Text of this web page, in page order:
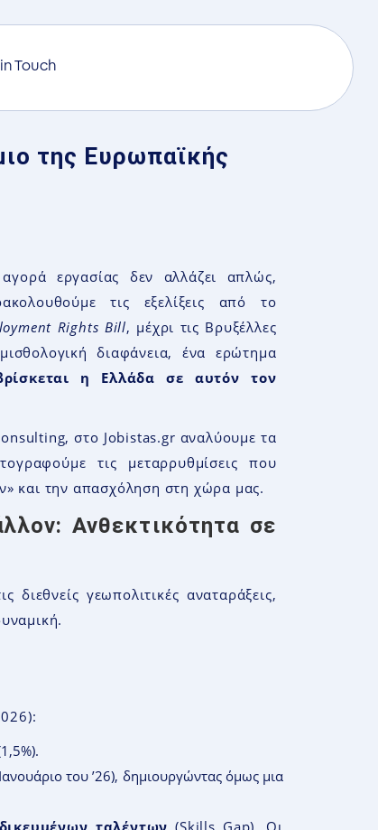
Touch
της Ευρωπαϊκής
εργασίας δεν αλλάζει απλώς,
τις εξελίξεις από το
Rights Bill, μέχρι τις Βρυξέλλες
διαφάνεια, ένα ερώτημα
η Ελλάδα σε αυτόν τον
στο Jobistas.gr αναλύουμε τα
τις μεταρρυθμίσεις που
και την απασχόληση στη χώρα μας.
Ανθεκτικότητα σε
διεθνείς γεωπολιτικές αναταράξεις,
του ’26), δημιουργώντας όμως μια
ταλέντων (Skills Gap). Οι